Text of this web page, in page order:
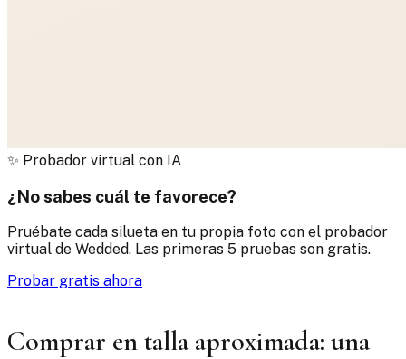
✨ Probador virtual con IA
¿No sabes cuál te favorece?
Pruébate cada silueta en tu propia foto con el probador
virtual de Wedded. Las primeras 5 pruebas son gratis.
Probar gratis ahora
Comprar en talla aproximada: una